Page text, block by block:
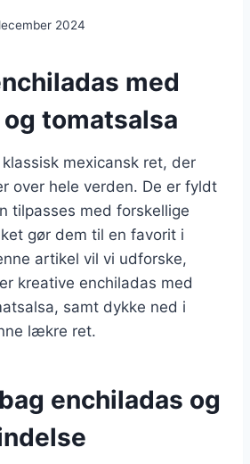
2024
med
tomatsalsa
mexicansk ret, der
over hele verden. De er fyldt
tilpasses med forskellige
gør dem til en favorit i
artikel vil vi udforske,
kreative enchiladas med
samt dykke ned i
lækre ret.
enchiladas og